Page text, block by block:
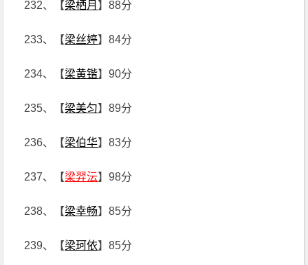
232、【梁栖月 】88分
233、【梁丝婷】84分
234、【梁黄锴】90分
235、【梁美匀】89分
236、【梁伯华】83分
237、【梁羿沄】98分
238、【梁幸畅】85分
239、【梁珂依】85分